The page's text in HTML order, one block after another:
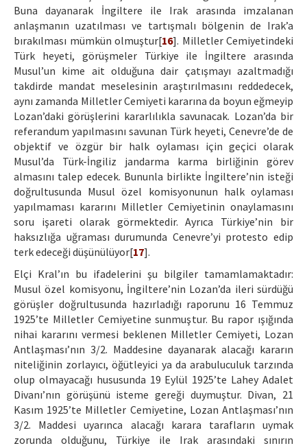
Buna dayanarak İngiltere ile Irak arasında imzalanan
anlaşmanın uzatılması ve tartışmalı bölgenin de Irak’a
bırakılması mümkün olmuştur[16]. Milletler Cemiyetindeki
Türk heyeti, görüşmeler Türkiye ile İngiltere arasında
Musul’un kime ait olduğuna dair çatışmayı azaltmadığı
takdirde mandat meselesinin araştırılmasını reddedecek,
aynı zamanda Milletler Cemiyeti kararına da boyun eğmeyip
Lozan’daki görüşlerini kararlılıkla savunacak. Lozan’da bir
referandum yapılmasını savunan Türk heyeti, Cenevre’de de
objektif ve özgür bir halk oylaması için geçici olarak
Musul’da Türk-İngiliz jandarma karma birliğinin görev
almasını talep edecek. Bununla birlikte İngiltere’nin isteği
doğrultusunda Musul özel komisyonunun halk oylaması
yapılmaması kararını Milletler Cemiyetinin onaylamasını
soru işareti olarak görmektedir. Ayrıca Türkiye’nin bir
haksızlığa uğraması durumunda Cenevre’yi protesto edip
terk edeceği düşünülüyor[17].
Elçi Kral’ın bu ifadelerini şu bilgiler tamamlamaktadır:
Musul özel komisyonu, İngiltere’nin Lozan’da ileri sürdüğü
görüşler doğrultusunda hazırladığı raporunu 16 Temmuz
1925’te Milletler Cemiyetine sunmuştur. Bu rapor ışığında
nihai kararını vermesi beklenen Milletler Cemiyeti, Lozan
Antlaşması’nın 3/2. Maddesine dayanarak alacağı kararın
niteliğinin zorlayıcı, öğütleyici ya da arabuluculuk tarzında
olup olmayacağı hususunda 19 Eylül 1925’te Lahey Adalet
Divanı’nın görüşünü isteme gereği duymuştur. Divan, 21
Kasım 1925’te Milletler Cemiyetine, Lozan Antlaşması’nın
3/2. Maddesi uyarınca alacağı karara tarafların uymak
zorunda olduğunu, Türkiye ile Irak arasındaki sınırın